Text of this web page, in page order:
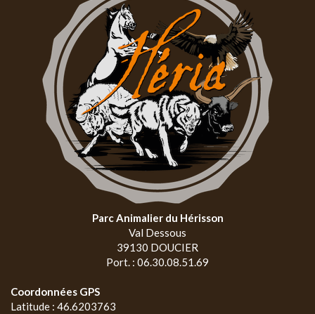
Parc Animalier du Hérisson
Val Dessous
39130 DOUCIER
Port. : 06.30.08.51.69
Coordonnées GPS
Latitude : 46.6203763